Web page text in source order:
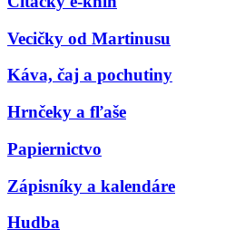
Vecičky od Martinusu
Káva, čaj a pochutiny
Hrnčeky a fľaše
Papiernictvo
Zápisníky a kalendáre
Hudba